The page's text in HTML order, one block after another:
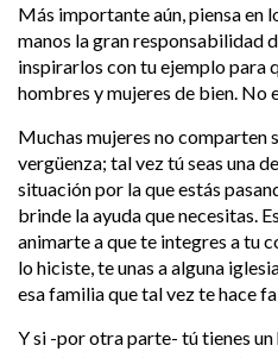
Más importante aún, piensa en
manos la gran responsabilidad
inspirarlos con tu ejemplo para
hombres y mujeres de bien. No
Muchas mujeres no comparten
vergüenza; tal vez tú seas una
situación por la que estás
brinde la ayuda que necesitas.
animarte a que te integres a tu
lo hiciste, te unas a alguna
esa familia que tal vez te hace
Y si -por otra parte- tú tienes